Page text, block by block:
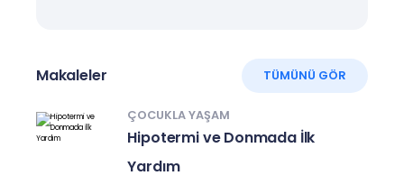
Makaleler TÜMÜNÜ GÖR
ÇOCUKLA YAŞAM
Hipotermi ve Donmada İlk
Yardım